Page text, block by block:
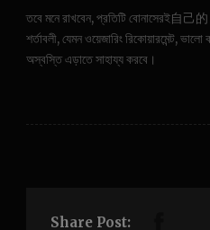
তবে মনে রাখবেন, প্রতিটি বোনাসেরই自己
শর্তাবলী, যেমন ওয়েজারিং রিকোয়ারমেন্ট,
অস্বস্তি এড়াতে সাহায্য করবে।
Share Post: